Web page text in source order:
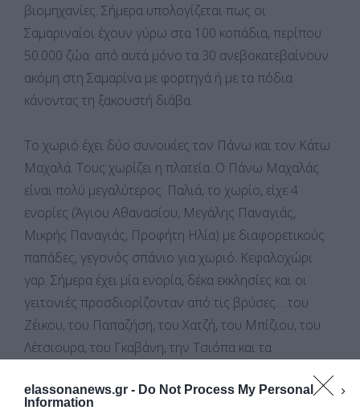
elassonanews.gr - Do Not Process My Personal
Information
βιομηχανίες. Σήμερα υπολογίζεται πως οι
Σαμαριναίοι έχουν γύρω στα 100 κοπάδια, περίπου
50.000 ζώα· από αυτά μόνο τα 30 ανεβοκατεβαίνουν
ακόμη στη Σαμαρίνα με φορτηγά ή με τα πόδια
κάνοντας τη ξακουστή διάβα.
Το χωριό έχει δύο συνοικίες τον Πάνω και τον Κάτω
Μαχαλά. Τους χωρίζει η πλατεία. Ο Πάνω Μαχαλάς
είναι πολύ μεγαλύτερος. Παλιά, το χωρίο, είχε 4
ενορίες (Άγιου Αθανασίου, Μεγάλης Παναγιάς,
Μικρής Παναγιάς, Προφήτη Ηλία) με διαφορετικούς
παπάδες, γεγονός σπάνιο για χωριό. Κεφαλοχώρι
γαρ. Σήμερα έχει μία ενορία, δέκα εκκλησίες και οι
γειτονιές προσδιορίζονταν από τις βρύσες… του
Ζέικου, του Παπαζήση, του Χατζή, του Μπίζιου, του
Λέτσιουρα, του Γκαβάνη, την Τσιόπα και τα
ξακουστή γειτονιά ήταν τα Παπακύρια, στον Πάνω